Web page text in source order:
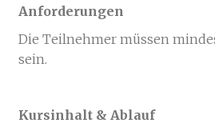
Anforderungen
Die Teilnehmer müssen
sein.
Kursinhalt & Ablauf